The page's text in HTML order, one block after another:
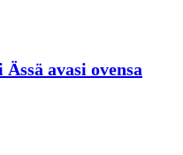
avasi ovensa